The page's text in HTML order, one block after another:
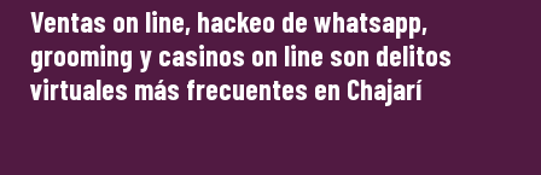
Ventas on line, hackeo de whatsapp,
grooming y casinos on line son delitos
virtuales más frecuentes en Chajarí